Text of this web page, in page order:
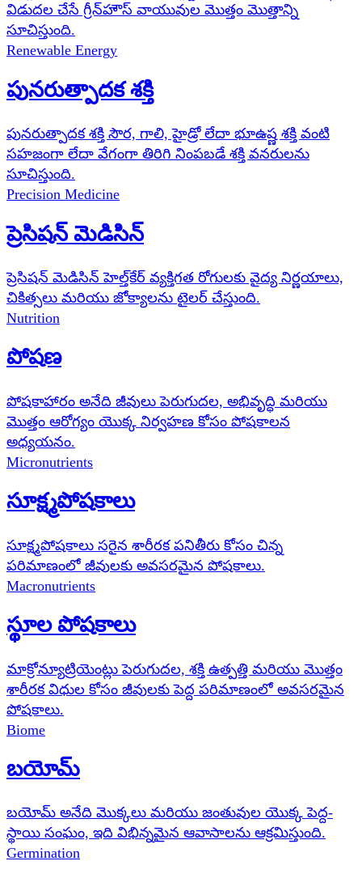
విడుదల చేసే గ్రీన్‌హౌస్ వాయువుల మొత్తం మొత్తాన్ని
సూచిస్తుంది.
Renewable Energy
పునరుత్పాదక శక్తి
పునరుత్పాదక శక్తి సౌర, గాలి, హైడ్రో లేదా భూఉష్ణ శక్తి వంటి
సహజంగా లేదా వేగంగా తిరిగి నింపబడే శక్తి వనరులను
సూచిస్తుంది.
Precision Medicine
ప్రెసిషన్ మెడిసిన్
ప్రెసిషన్ మెడిసిన్ హెల్త్‌కేర్ వ్యక్తిగత రోగులకు వైద్య నిర్ణయాలు,
చికిత్సలు మరియు జోక్యాలను టైలర్ చేస్తుంది.
Nutrition
పోషణ
పోషకాహారం అనేది జీవులు పెరుగుదల, అభివృద్ధి మరియు
మొత్తం ఆరోగ్యం యొక్క నిర్వహణ కోసం పోషకాలన
అధ్యయనం.
Micronutrients
సూక్ష్మపోషకాలు
సూక్ష్మపోషకాలు సరైన శారీరక పనితీరు కోసం చిన్న
పరిమాణంలో జీవులకు అవసరమైన పోషకాలు.
Macronutrients
స్థూల పోషకాలు
మాక్రోన్యూట్రియెంట్లు పెరుగుదల, శక్తి ఉత్పత్తి మరియు మొత్తం
శారీరక విధుల కోసం జీవులకు పెద్ద పరిమాణంలో అవసరమైన
పోషకాలు.
Biome
బయోమ్
బయోమ్ అనేది మొక్కలు మరియు జంతువుల యొక్క పెద్ద-
స్థాయి సంఘం, ఇది విభిన్నమైన ఆవాసాలను ఆక్రమిస్తుంది.
Germination